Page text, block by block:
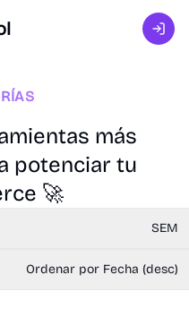
más
potenciar tu
🚀
SEM
Ordenar por Fecha (desc)